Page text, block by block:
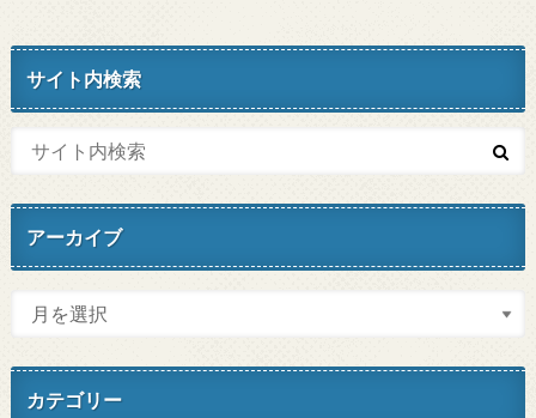
サイト内検索
アーカイブ
カテゴリー